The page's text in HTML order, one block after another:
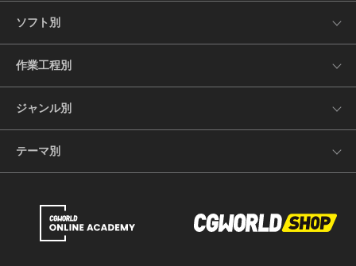
ソフト別
作業工程別
ジャンル別
テーマ別